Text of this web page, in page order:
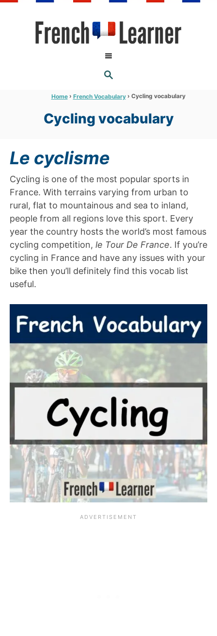
S
E
R
Home › French Vocabulary › Cycling vocabulary
Cycling vocabulary
Le cyclisme
Cycling is one of the most popular sports in
France. With terrains varying from urban to
rural, flat to mountainous and sea to inland,
people from all regions love this sport. Every
year the country hosts the world’s most famous
cycling competition, le Tour De France. If you’re
cycling in France and have any issues with your
bike then you’ll definitely find this vocab list
useful.